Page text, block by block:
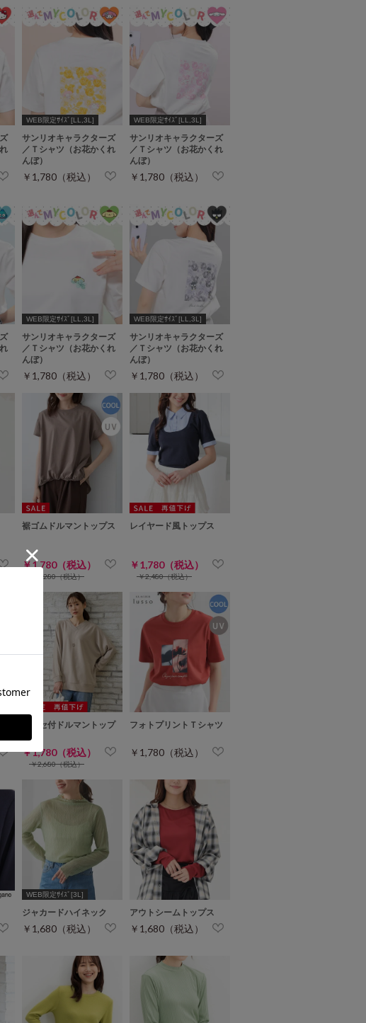
WEB限定ｻｲｽﾞ[LL,3L]
サンリオキャラクターズ
／Ｔシャツ（お花かくれ
んぼ）
￥1,780（税込）
WEB限定ｻｲｽﾞ[LL,3L]
サンリオキャラクターズ
／Ｔシャツ（お花かくれ
んぼ）
￥1,780（税込）
WEB限定ｻｲｽﾞ[LL,3L]
サンリオキャラクターズ
／Ｔシャツ（お花かくれ
んぼ）
￥1,780（税込）
WEB限定ｻｲｽﾞ[LL,3L]
サンリオキャラクターズ
／Ｔシャツ（お花かくれ
んぼ）
￥1,780（税込）
裾ゴムドルマントップス
￥1,780（税込）
￥2,280（税込）
レイヤード風トップス
￥1,780（税込）
￥2,480（税込）
アクセ付ドルマントップ
￥1,780（税込）
￥2,680（税込）
フォトプリントＴシャツ
￥1,780（税込）
WEB限定ｻｲｽﾞ[3L]
ジャカードハイネック
￥1,680（税込）
アウトシームトップス
￥1,680（税込）